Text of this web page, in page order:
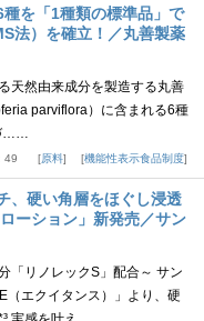
を「1種類の標準品」で
法）を確立！／丸善製薬
天然由来成分を製造する丸善
parviflora）に含まれる6種
……
49 原料 機能性表示食品制度
、硬い角層をほぐし浸透
ーション」新発売／サン
「リノレックS」配合～ サン
（エクイタンス）」より、硬